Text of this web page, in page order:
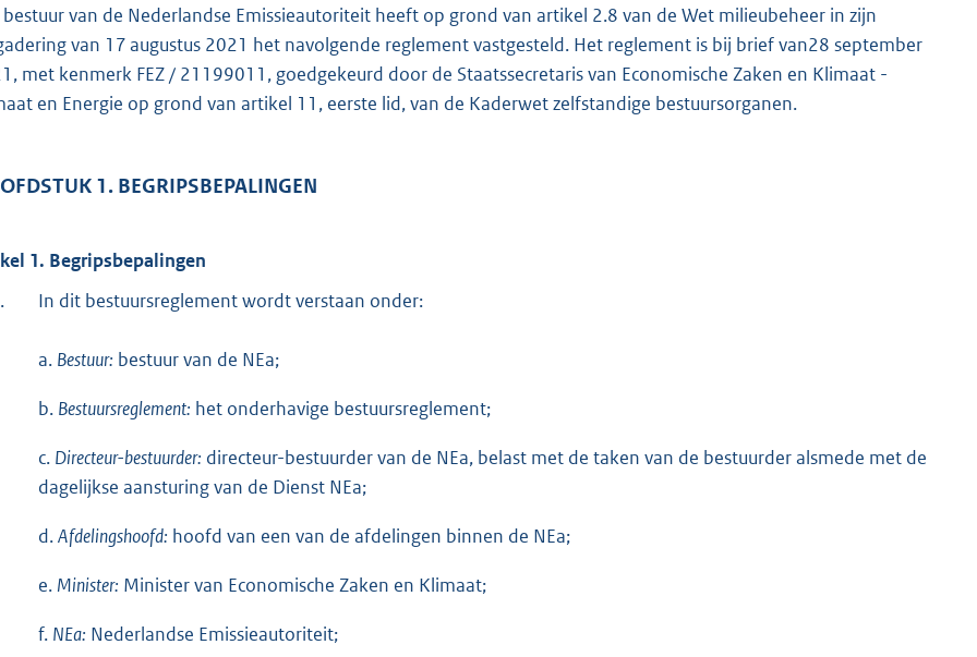
n
d
s
g
b
van de Nederlandse Emissieautoriteit heeft op grond van artikel 2.8 van de Wet milieubeheer in zijn
van 17 augustus 2021 het navolgende reglement vastgesteld. Het reglement is bij brief van28 september
met kenmerk FEZ / 21199011, goedgekeurd door de Staatssecretaris van Economische Zaken en Klimaat -
en Energie op grond van artikel 11, eerste lid, van de Kaderwet zelfstandige bestuursorganen.
1. BEGRIPSBEPALINGEN
1. Begripsbepalingen
In dit bestuursreglement wordt verstaan onder:
a. Bestuur: bestuur van de NEa;
b. Bestuursreglement: het onderhavige bestuursreglement;
c. Directeur-bestuurder: directeur-bestuurder van de NEa, belast met de taken van de bestuurder alsmede met de
dagelijkse aansturing van de Dienst NEa;
d.Afdelingshoofd: hoofd van een van de afdelingen binnen de NEa;
e. Minister: Minister van Economische Zaken en Klimaat;
f. NEa: Nederlandse Emissieautoriteit;